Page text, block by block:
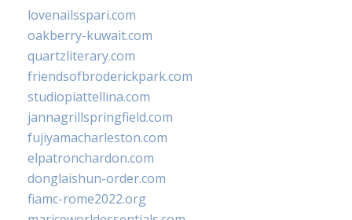
lovenailsspari.com
oakberry-kuwait.com
quartzliterary.com
friendsofbroderickpark.com
studiopiattellina.com
jannagrillspringfield.com
fujiyamacharleston.com
elpatronchardon.com
donglaishun-order.com
fiamc-rome2022.org